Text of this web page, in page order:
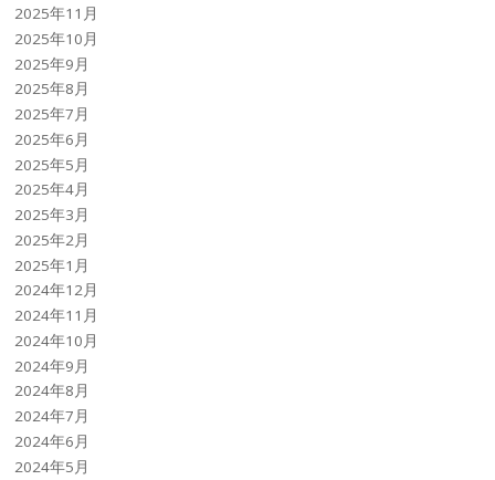
2025年11月
2025年10月
2025年9月
2025年8月
2025年7月
2025年6月
2025年5月
2025年4月
2025年3月
2025年2月
2025年1月
2024年12月
2024年11月
2024年10月
2024年9月
2024年8月
2024年7月
2024年6月
2024年5月